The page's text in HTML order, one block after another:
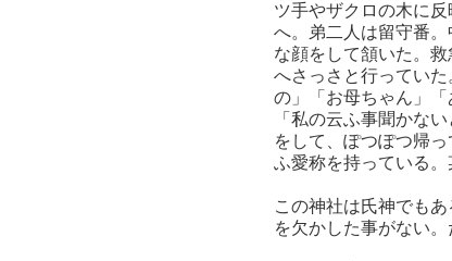
ツ手やザクロの木に
へ。弟二人は留守番
な顔をして頷いた。
へさっさと行ってい
の」「お母ちゃん」
「私の云ふ事聞かな
をして、ぽつぽつ帰
ふ愛称を持っている。
この神社は氏神でも
を欠かした事がない